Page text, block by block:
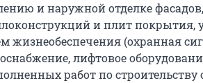
и наружной отделке фасадов,
и плит покрытия,
жизнеобеспечения (охранная
лифтовое
работ по строительству